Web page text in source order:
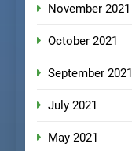
November 2021
October 2021
September 2021
July 2021
May 2021